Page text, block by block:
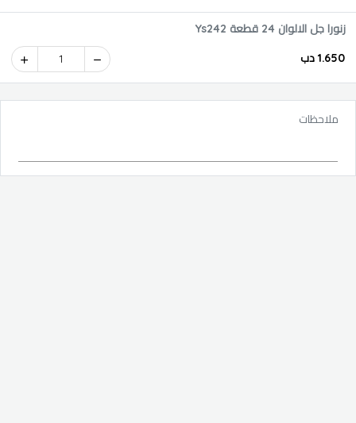
زنورا جل الالوان 24 قطعة Ys242
1.650 دب 1
ملاحظات